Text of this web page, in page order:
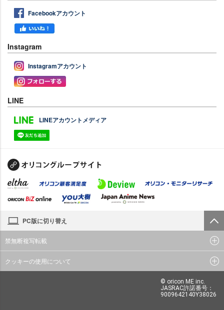
Facebookアカウント
Instagram
Instagramアカウント
LINE
LINEアカウントメディア
PC版に切り替え
禁無断複写転載
クッキーの使用について
© oricon ME inc.
JASRAC許諾番号：
9009642140Y38026